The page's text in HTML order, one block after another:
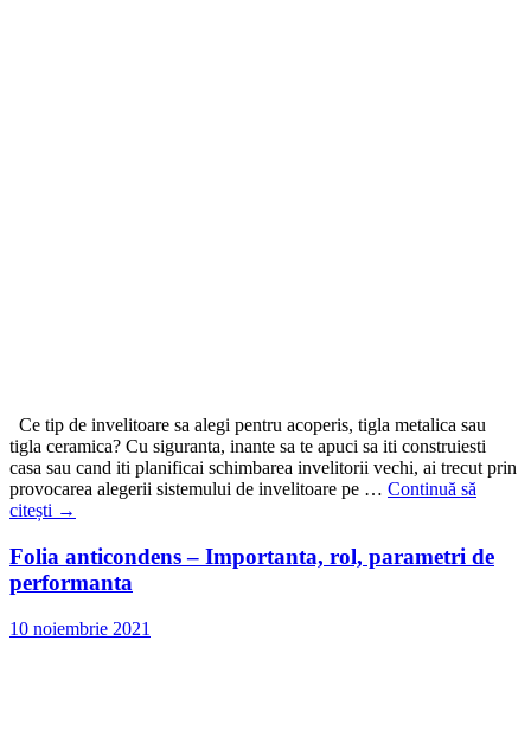
Ce tip de invelitoare sa alegi pentru acoperis, tigla metalica sau
tigla ceramica? Cu siguranta, inante sa te apuci sa iti construiesti
casa sau cand iti planificai schimbarea invelitorii vechi, ai trecut prin
provocarea alegerii sistemului de invelitoare pe … Continuă să
citești →
Folia anticondens – Importanta, rol, parametri de
performanta
10 noiembrie 2021